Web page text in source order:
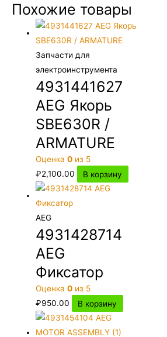
Похожие товары
Запчасти для
электроинструмента
4931441627
AEG Якорь
SBE630R /
ARMATURE
Оценка0 из 5
₽2,100.00 В корзину
AEG
4931428714
AEG
Фиксатор
Оценка0 из 5
₽950.00 В корзину